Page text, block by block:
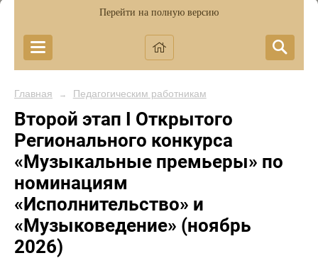
Перейти на полную версию
Главная → Педагогическим работникам
Второй этап I Открытого
Регионального конкурса
«Музыкальные премьеры» по
номинациям
«Исполнительство» и
«Музыковедение» (ноябрь
2026)